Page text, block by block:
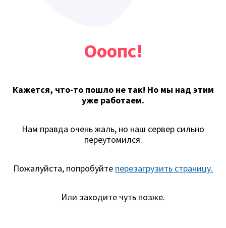
Ооопс!
Кажется, что-то пошло не так! Но мы над этим
уже работаем.
Нам правда очень жаль, но наш сервер сильно
переутомился.
Пожалуйста, попробуйте перезагрузить страницу.
Или заходите чуть позже.